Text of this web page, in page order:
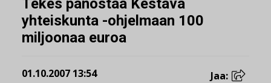
Tekes panostaa Kestävä
yhteiskunta -ohjelmaan 100
miljoonaa euroa
01.10.2007 13:54 Jaa: